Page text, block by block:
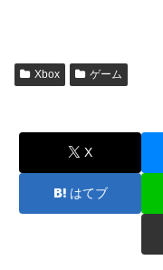
Xbox ゲーム
X
はてブ